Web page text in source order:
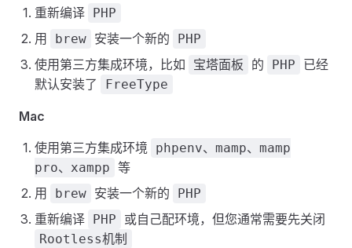
重新编译 PHP
用 brew 安装一个新的 PHP
使用第三方集成环境，比如 宝塔面板 的 PHP
已经
默认安装了
FreeType
Mac
使用第三方集成环境 phpenv、mamp、mamp
pro、xampp 等
用
brew 安装一个新的 PHP
重新编译 PHP 或自己配环境，但您通常需要先关闭
Rootless机制